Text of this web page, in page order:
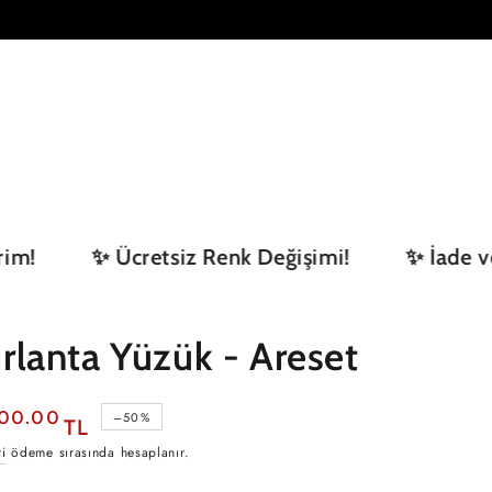
✨ Ücretsiz Renk Değişimi! ✨ İade ve
Yüzük - Areset
TL –50%
ödeme sırasında hesaplanır.